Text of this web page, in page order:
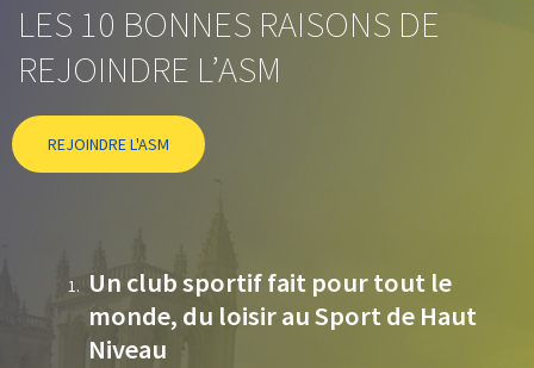
LES 10 BONNES RAISONS DE
REJOINDRE L’ASM
REJOINDRE L'ASM
Un club sportif fait pour tout le
monde, du loisir au Sport de Haut
Niveau